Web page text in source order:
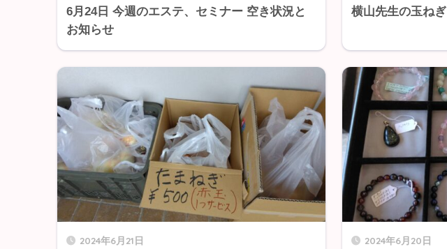
6月24日 今週のエステ、セミナー 空き状況と
お知らせ
横山先生の玉ねぎ
2024年6月21日 2024年6月20日